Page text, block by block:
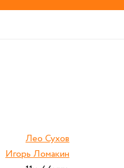
Лео Сухов
Игорь Ломакин